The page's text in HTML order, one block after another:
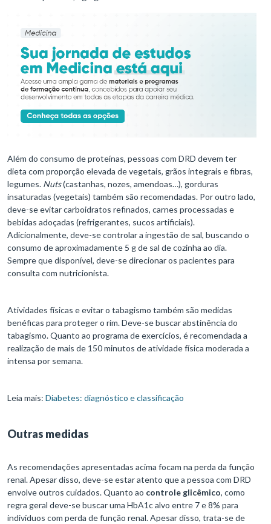
Além do consumo de proteínas, pessoas com DRD devem ter
dieta com proporção elevada de vegetais, grãos integrais e fibras,
legumes. Nuts(castanhas, nozes, amendoas…), gorduras
insaturadas (vegetais) também são recomendadas. Por outro lado,
deve-se evitar carboidratos refinados, carnes processadas e
bebidas adoçadas (refrigerantes, sucos artificiais).
Adicionalmente, deve-se controlar a ingestão de sal, buscando o
consumo de aproximadamente 5 g de sal de cozinha ao dia.
Sempre que disponível, deve-se direcionar os pacientes para
consulta com nutricionista.
Atividades físicas e evitar o tabagismo também são medidas
benéficas para proteger o rim. Deve-se buscar abstinência do
tabagismo. Quanto ao programa de exercícios, é recomendada a
realização de mais de 150 minutos de atividade física moderada a
intensa por semana.
Leia mais: Diabetes: diagnóstico e classificação
Outras medidas
As recomendações apresentadas acima focam na perda da função
renal. Apesar disso, deve-se estar atento que a pessoa com DRD
envolve outros cuidados. Quanto ao controle glicêmico, como
regra geral deve-se buscar uma HbA1c alvo entre 7 e 8% para
indivíduos com perda de função renal. Apesar disso, trata-se de